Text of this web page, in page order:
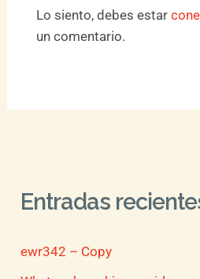
Lo siento, debes estar
un comentario.
Entradas
ewr342 – Copy